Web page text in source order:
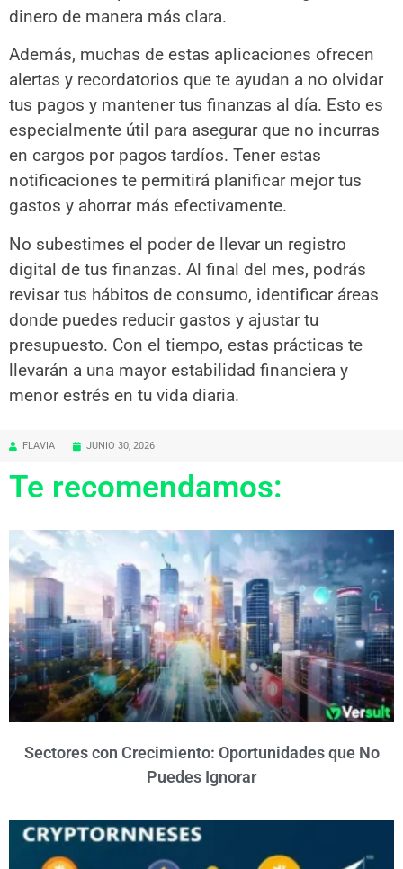
dinero de manera más clara.
Además, muchas de estas aplicaciones ofrecen
alertas y recordatorios que te ayudan a no olvidar
tus pagos y mantener tus finanzas al día. Esto es
especialmente útil para asegurar que no incurras
en cargos por pagos tardíos. Tener estas
notificaciones te permitirá planificar mejor tus
gastos y ahorrar más efectivamente.
No subestimes el poder de llevar un registro
digital de tus finanzas. Al final del mes, podrás
revisar tus hábitos de consumo, identificar áreas
donde puedes reducir gastos y ajustar tu
presupuesto. Con el tiempo, estas prácticas te
llevarán a una mayor estabilidad financiera y
menor estrés en tu vida diaria.
FLAVIA JUNIO 30, 2026
Te recomendamos:
Sectores con Crecimiento: Oportunidades que No
Puedes Ignorar